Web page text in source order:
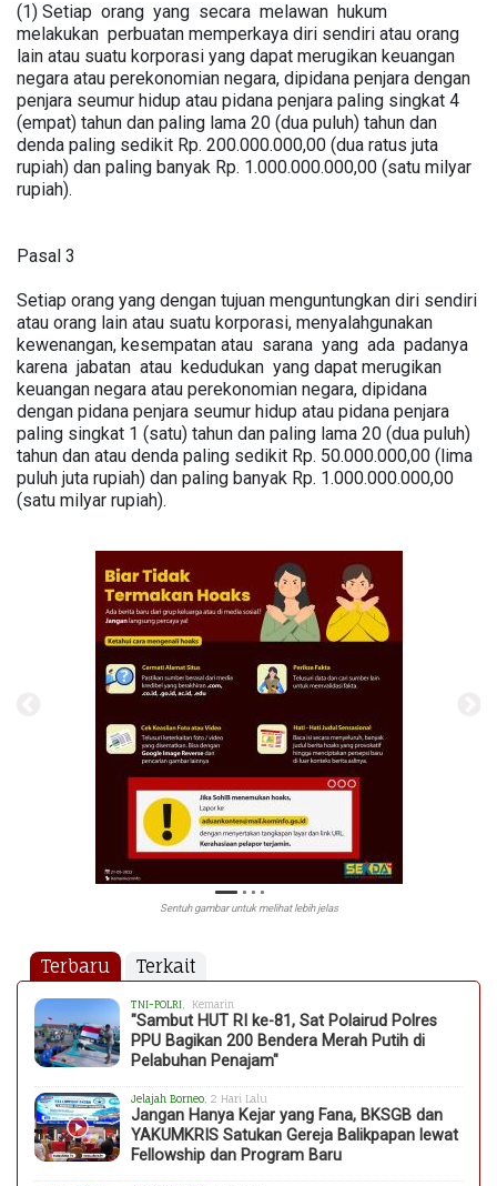
(1) Setiap orang yang secara melawan hukum
melakukan perbuatan memperkaya diri sendiri atau orang
lain atau suatu korporasi yang dapat merugikan keuangan
negara atau perekonomian negara, dipidana penjara dengan
penjara seumur hidup atau pidana penjara paling singkat 4
(empat) tahun dan paling lama 20 (dua puluh) tahun dan
denda paling sedikit Rp. 200.000.000,00 (dua ratus juta
rupiah) dan paling banyak Rp. 1.000.000.000,00 (satu milyar
rupiah).
Pasal 3
Setiap orang yang dengan tujuan menguntungkan diri sendiri
atau orang lain atau suatu korporasi, menyalahgunakan
kewenangan, kesempatan atau sarana yang ada padanya
karena jabatan atau kedudukan yang dapat merugikan
keuangan negara atau perekonomian negara, dipidana
dengan pidana penjara seumur hidup atau pidana penjara
paling singkat 1 (satu) tahun dan paling lama 20 (dua puluh)
tahun dan atau denda paling sedikit Rp. 50.000.000,00 (lima
puluh juta rupiah) dan paling banyak Rp. 1.000.000.000,00
(satu milyar rupiah).
Sentuh gambar untuk melihat lebih jelas
Terbaru Terkait
TNI-POLRI , Kemarin
"Sambut HUT RI ke-81, Sat Polairud Polres
PPU Bagikan 200 Bendera Merah Putih di
Pelabuhan Penajam"
Jelajah Borneo , 2 Hari Lalu
Jangan Hanya Kejar yang Fana, BKSGB dan
YAKUMKRIS Satukan Gereja Balikpapan lewat
Fellowship dan Program Baru